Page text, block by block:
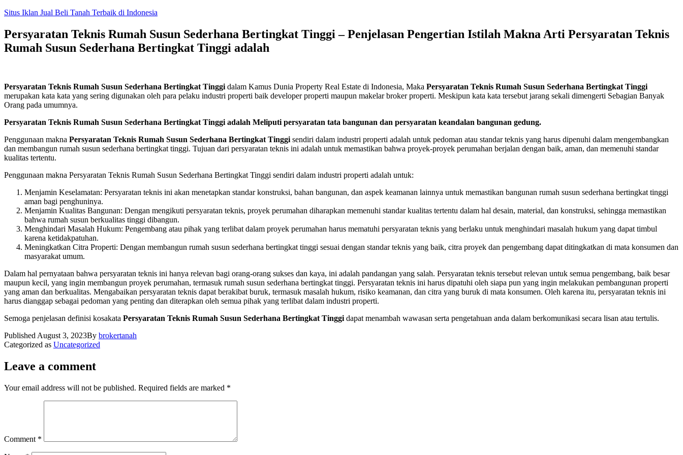
Skip
content
Situs Iklan Jual Beli Tanah Terbaik di Indonesia
Persyaratan Teknis Rumah Susun Sederhana Bertingkat Tinggi – Penjelasan Pengertian Istilah Makna Arti Persyaratan Teknis
Rumah Susun Sederhana Bertingkat Tinggi adalah
Persyaratan Teknis Rumah Susun Sederhana Bertingkat Tinggi dalam Kamus Dunia Property Real Estate di Indonesia, Maka Persyaratan Teknis Rumah Susun Sederhana Bertingkat Tinggi
merupakan kata kata yang sering digunakan oleh para pelaku industri properti baik developer properti maupun makelar broker properti. Meskipun kata kata tersebut jarang sekali dimengerti Sebagian Banyak
Orang pada umumnya.
Persyaratan Teknis Rumah Susun Sederhana Bertingkat Tinggi adalah Meliputi persyaratan tata bangunan dan persyaratan keandalan bangunan gedung.
Penggunaan makna Persyaratan Teknis Rumah Susun Sederhana Bertingkat Tinggi sendiri dalam industri properti adalah untuk pedoman atau standar teknis yang harus dipenuhi dalam mengembangkan
dan membangun rumah susun sederhana bertingkat tinggi. Tujuan dari persyaratan teknis ini adalah untuk memastikan bahwa proyek-proyek perumahan berjalan dengan baik, aman, dan memenuhi standar
kualitas tertentu.
Penggunaan makna Persyaratan Teknis Rumah Susun Sederhana Bertingkat Tinggi sendiri dalam industri properti adalah untuk:
Menjamin Keselamatan: Persyaratan teknis ini akan menetapkan standar konstruksi, bahan bangunan, dan aspek keamanan lainnya untuk memastikan bangunan rumah susun sederhana bertingkat tinggi
aman bagi penghuninya.
Menjamin Kualitas Bangunan: Dengan mengikuti persyaratan teknis, proyek perumahan diharapkan memenuhi standar kualitas tertentu dalam hal desain, material, dan konstruksi, sehingga memastikan
bahwa rumah susun berkualitas tinggi dibangun.
Menghindari Masalah Hukum: Pengembang atau pihak yang terlibat dalam proyek perumahan harus mematuhi persyaratan teknis yang berlaku untuk menghindari masalah hukum yang dapat timbul
karena ketidakpatuhan.
Meningkatkan Citra Properti: Dengan membangun rumah susun sederhana bertingkat tinggi sesuai dengan standar teknis yang baik, citra proyek dan pengembang dapat ditingkatkan di mata konsumen dan
masyarakat umum.
Dalam hal pernyataan bahwa persyaratan teknis ini hanya relevan bagi orang-orang sukses dan kaya, ini adalah pandangan yang salah. Persyaratan teknis tersebut relevan untuk semua pengembang, baik besar
maupun kecil, yang ingin membangun proyek perumahan, termasuk rumah susun sederhana bertingkat tinggi. Persyaratan teknis ini harus dipatuhi oleh siapa pun yang ingin melakukan pembangunan properti
yang aman dan berkualitas. Mengabaikan persyaratan teknis dapat berakibat buruk, termasuk masalah hukum, risiko keamanan, dan citra yang buruk di mata konsumen. Oleh karena itu, persyaratan teknis ini
harus dianggap sebagai pedoman yang penting dan diterapkan oleh semua pihak yang terlibat dalam industri properti.
Semoga penjelasan definisi kosakata Persyaratan Teknis Rumah Susun Sederhana Bertingkat Tinggi dapat menambah wawasan serta pengetahuan anda dalam berkomunikasi secara lisan atau tertulis.
Published August 3, 2023By brokertanah
Categorized as Uncategorized
Leave a comment
Your email address will not be published. Required fields are marked *
Comment *